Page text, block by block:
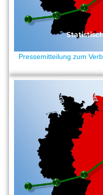
Pressemitteilung zum